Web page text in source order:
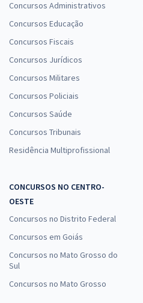
Concursos Administrativos
Concursos Educação
Concursos Fiscais
Concursos Jurídicos
Concursos Militares
Concursos Policiais
Concursos Saúde
Concursos Tribunais
Residência Multiprofissional
CONCURSOS NO CENTRO-
OESTE
Concursos no Distrito Federal
Concursos em Goiás
Concursos no Mato Grosso do
Sul
Concursos no Mato Grosso